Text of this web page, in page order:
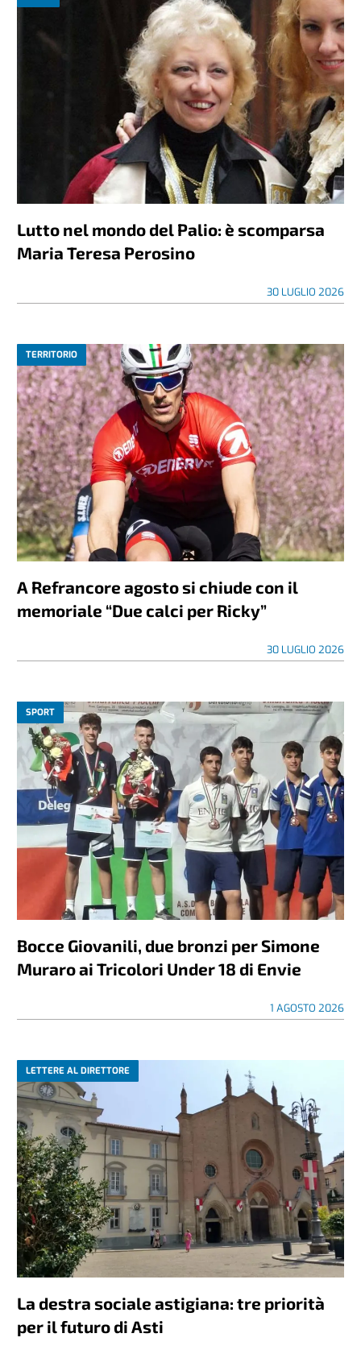
Lutto nel mondo del Palio: è scomparsa
Maria Teresa Perosino
30 LUGLIO 2026
TERRITORIO
A Refrancore agosto si chiude con il
memoriale “Due calci per Ricky”
30 LUGLIO 2026
SPORT
Bocce Giovanili, due bronzi per Simone
Muraro ai Tricolori Under 18 di Envie
1 AGOSTO 2026
LETTERE AL DIRETTORE
La destra sociale astigiana: tre priorità
per il futuro di Asti